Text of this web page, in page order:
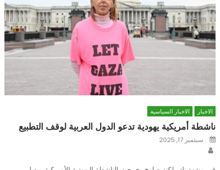
الاخبار الاخبار السياسية
ناشطة أمريكية يهودية تدعو الدول العربية لوقف التطبيع
Posted
onسبتمبر 17, 2025